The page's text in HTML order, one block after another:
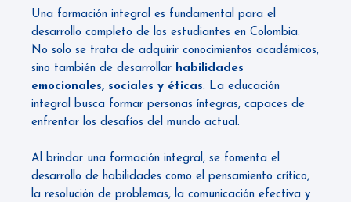
Una formación integral es fundamental para el
desarrollo completo de los estudiantes en Colombia.
No solo se trata de adquirir conocimientos académicos,
sino también de desarrollar habilidades
emocionales, sociales y éticas. La educación
integral busca formar personas íntegras, capaces de
enfrentar los desafíos del mundo actual.
Al brindar una formación integral, se fomenta el
desarrollo de habilidades como el pensamiento crítico,
la resolución de problemas, la comunicación efectiva y